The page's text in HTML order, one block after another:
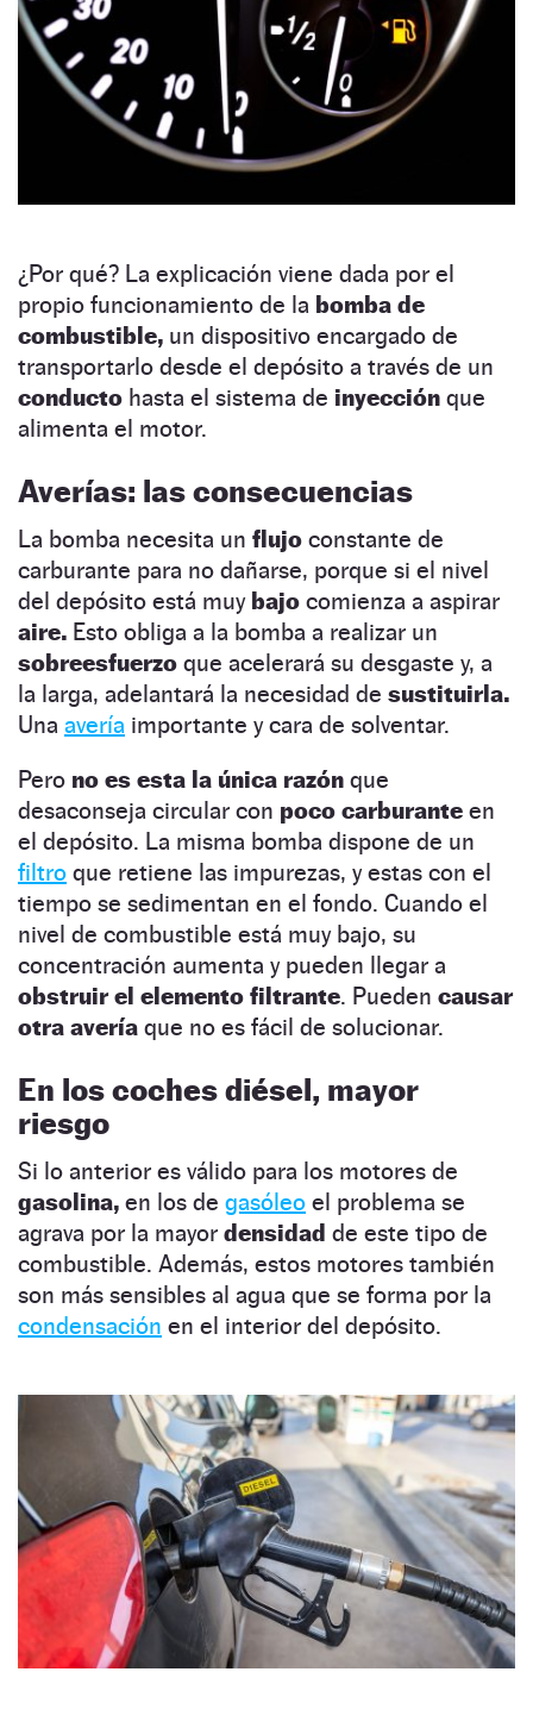
¿Por qué? La explicación viene dada por el
propio funcionamiento de la bomba de
combustible, un dispositivo encargado de
transportarlo desde el depósito a través de un
conducto hasta el sistema de inyección que
alimenta el motor.
Averías: las consecuencias
La bomba necesita un flujo constante de
carburante para no dañarse, porque si el nivel
del depósito está muy bajo comienza a aspirar
aire. Esto obliga a la bomba a realizar un
sobreesfuerzo que acelerará su desgaste y, a
la larga, adelantará la necesidad de sustituirla.
Una avería importante y cara de solventar.
Pero no es esta la única razón que
desaconseja circular con poco carburante en
el depósito. La misma bomba dispone de un
filtro que retiene las impurezas, y estas con el
tiempo se sedimentan en el fondo. Cuando el
nivel de combustible está muy bajo, su
concentración aumenta y pueden llegar a
obstruir el elemento filtrante. Pueden causar
otra avería que no es fácil de solucionar.
En los coches diésel, mayor
riesgo
Si lo anterior es válido para los motores de
gasolina, en los de gasóleo el problema se
agrava por la mayor densidad de este tipo de
combustible. Además, estos motores también
son más sensibles al agua que se forma por la
condensación en el interior del depósito.